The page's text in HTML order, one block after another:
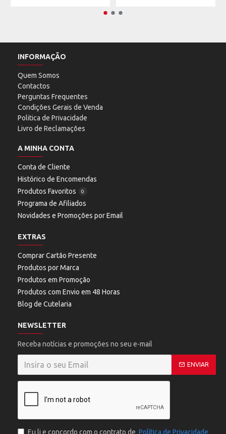
INFORMAÇÃO
Quem Somos
Contactos
Perguntas Frequentes
Condições Gerais de Venda
Politica de Privacidade
Livro de Reclamações
A MINHA CONTA
Conta de Cliente
Histórico de Encomendas
Produtos Favoritos
0
Programa de Afiliados
Novidades e Promoções por Email
EXTRAS
Comprar Cartão Presente
Produtos por Marca
Produtos em Promoção
Produtos com Envio em 48 Horas
Blog de Cutelaria
NEWSLETTER
Receba notícias e promoções no seu e-mail
ENVIAR
Eu li e concordo com o contrato de Política de Privacidade